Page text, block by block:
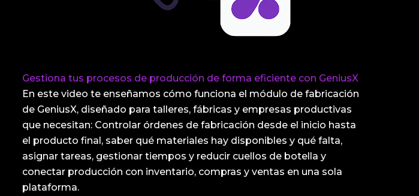
Gestiona tus procesos de producción de forma eficiente con GeniusX
En este video te enseñamos cómo funciona el módulo de fabricación
de GeniusX, diseñado para talleres, fábricas y empresas productivas
que necesitan: Controlar órdenes de fabricación desde el inicio hasta
el producto final, saber qué materiales hay disponibles y qué falta,
asignar tareas, gestionar tiempos y reducir cuellos de botella y
conectar producción con inventario, compras y ventas en una sola
plataforma.